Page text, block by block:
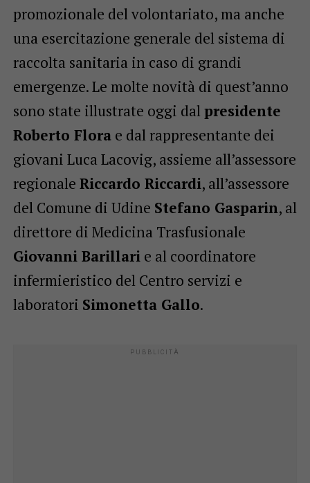
promozionale del volontariato, ma anche
una esercitazione generale del sistema di
raccolta sanitaria in caso di grandi
emergenze. Le molte novità di quest’anno
sono state illustrate oggi dal presidente
Roberto Florae dal rappresentante dei
giovani Luca Lacovig, assieme all’assessore
regionale Riccardo Riccardi, all’assessore
del Comune di Udine Stefano Gasparin, al
direttore di Medicina Trasfusionale
Giovanni Barillarie al coordinatore
infermieristico del Centro servizi e
laboratori Simonetta Gallo.